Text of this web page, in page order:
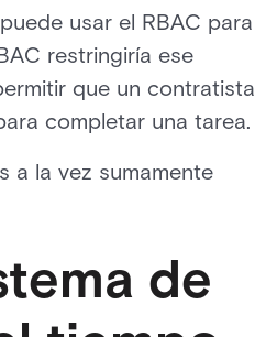
usar el RBAC para
restringiría ese
que un contratista
completar una tarea.
a la vez sumamente
de